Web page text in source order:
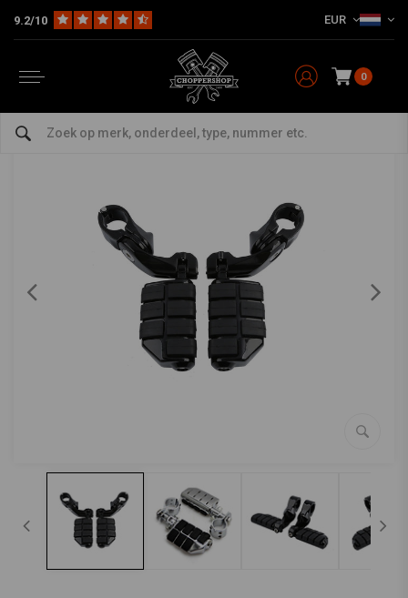
9.2/10 EUR
0
Multi-fit Rearsets / Forward Controls Pedalen & Toebehoren
Highway Voetsteuen 32 mm - 360 ° Verstelbaar